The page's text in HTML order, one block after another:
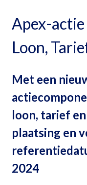
Apex-
Loon,
Met een
loon, tarief
plaatsing en
2024